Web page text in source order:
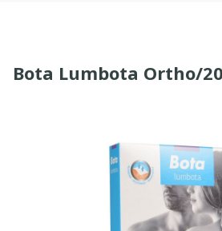
Bota Lumbota Ortho/